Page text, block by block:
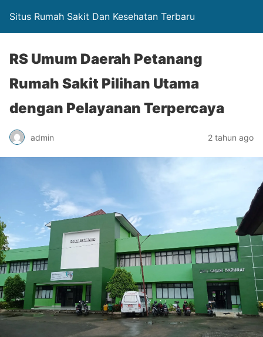
Situs Rumah Sakit Dan Kesehatan Terbaru
RS Umum Daerah Petanang
Rumah Sakit Pilihan Utama
dengan Pelayanan Terpercaya
admin 2 tahun ago